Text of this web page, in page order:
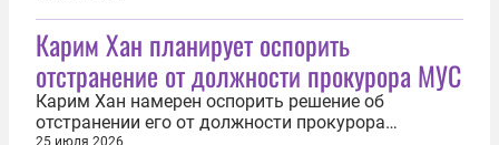
были приняты решения, которые вообще никак не
соответствовали Уставу Объединенных Наций.
Они просто выпустили джинна из бутылки», —
отметил президент на встрече с
военнослужащими...
Карим Хан планирует оспорить
отстранение от должности прокурора МУС
Карим Хан намерен оспорить решение об
отстранении его от должности прокурора
25 июля 2026